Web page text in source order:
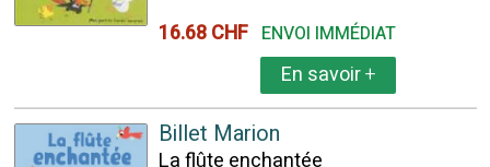
16.68 CHF ENVOI IMMÉDIAT
En savoir+
Billet Marion
La flûte enchantée